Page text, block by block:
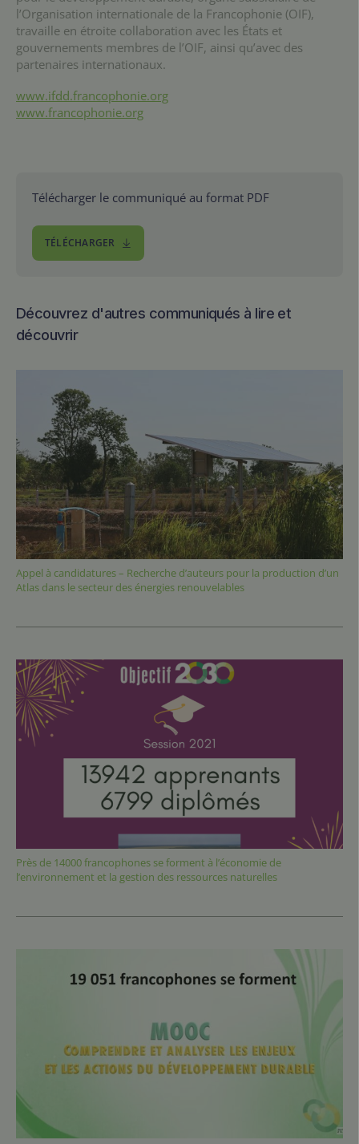
l’Organisation internationale de la Francophonie (OIF),
travaille en étroite collaboration avec les États et
gouvernements membres de l’OIF, ainsi qu’avec des
partenaires internationaux.
www.ifdd.francophonie.org
www.francophonie.org
Télécharger le communiqué au format PDF
TÉLÉCHARGER
Découvrez d'autres communiqués à lire et
découvrir
Appel à candidatures – Recherche d’auteurs pour la production d’un
Atlas dans le secteur des énergies renouvelables
Près de 14000 francophones se forment à l’économie de
l’environnement et la gestion des ressources naturelles